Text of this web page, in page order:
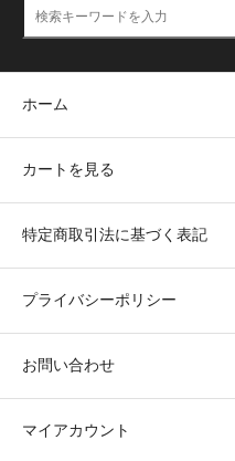
ホーム
カートを見る
特定商取引法に基づく表記
プライバシーポリシー
お問い合わせ
マイアカウント